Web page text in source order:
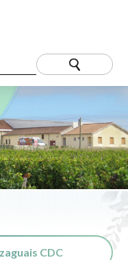
CDC